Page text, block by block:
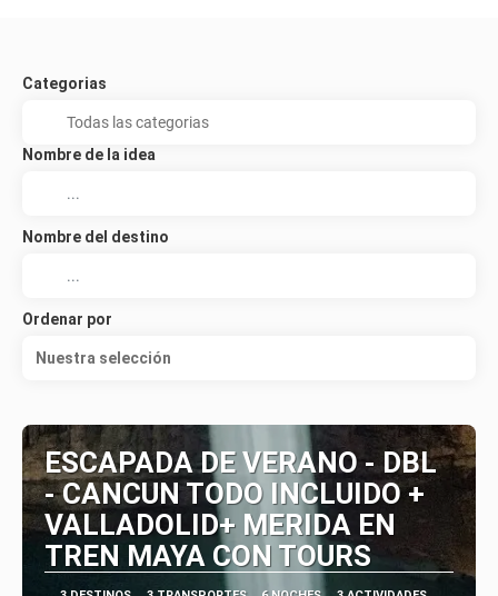
Categorias
Nombre de la idea
Nombre del destino
Ordenar por
Nuestra selección
ESCAPADA DE VERANO - DBL
- CANCUN TODO INCLUIDO +
VALLADOLID+ MERIDA EN
TREN MAYA CON TOURS